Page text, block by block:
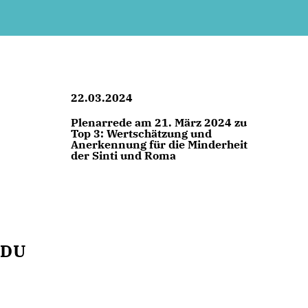
22.03.2024
Plenarrede am 21. März 2024 zu
Top 3: Wertschätzung und
Anerkennung für die Minderheit
der Sinti und Roma